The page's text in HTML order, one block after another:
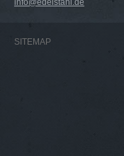
info@edelstahl.de
SITEMAP